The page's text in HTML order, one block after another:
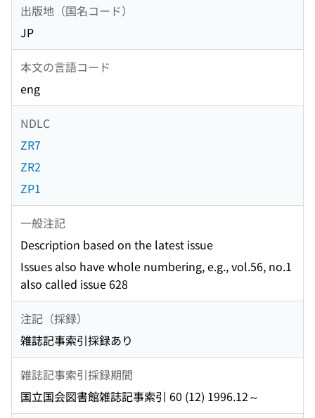
出版地（国名コード）
JP
本文の言語コード
eng
NDLC
ZR7
ZR2
ZP1
一般注記
Description based on the latest issue
Issues also have whole numbering, e.g., vol.56, no.1
also called issue 628
注記（採録）
雑誌記事索引採録あり
雑誌記事索引採録期間
国立国会図書館雑誌記事索引 60 (12) 1996.12～